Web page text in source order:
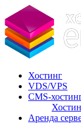
Хостинг
VDS/VPS
CMS-
Аренда